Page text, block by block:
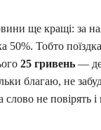
ще кращі: за
50%. Тобто
25 гривень —
благаю, не
не повірять і